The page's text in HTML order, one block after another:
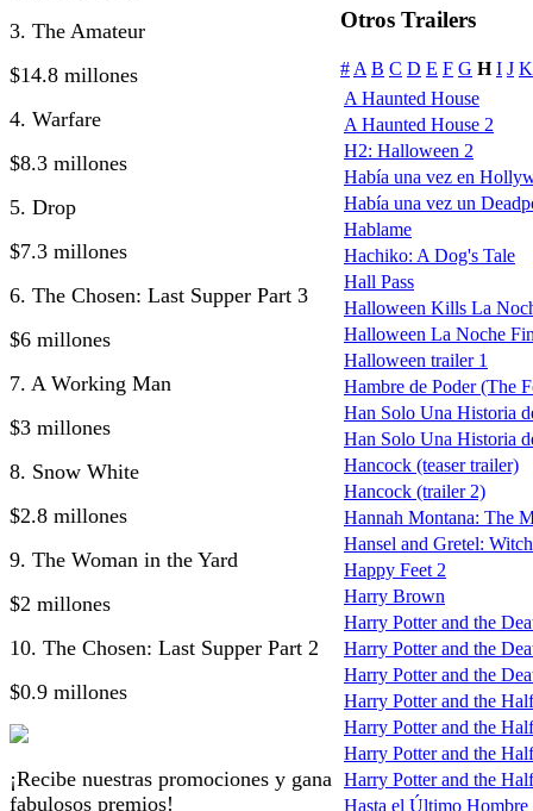
3. The Amateur
$14.8 millones
4. Warfare
$8.3 millones
5. Drop
$7.3 millones
6. The Chosen: Last Supper Part 3
$6 millones
7. A Working Man
$3 millones
8. Snow White
$2.8 millones
9. The Woman in the Yard
$2 millones
10. The Chosen: Last Supper Part 2
$0.9 millones
¡Recibe nuestras promociones y gana
fabulosos premios!
Otros Trailers
# A B C D E F G H I J K
A Haunted House
A Haunted House 2
H2: Halloween 2
Había una vez en
Había una vez un
Hablame
Hachiko: A Dog's Tale
Hall Pass
Halloween Kills La
Halloween La Noche
Halloween trailer 1
Hambre de Poder (The
Han Solo Una Historia
Han Solo Una Historia
Hancock (teaser trailer)
Hancock (trailer 2)
Hannah Montana: The
Hansel and Gretel:
Happy Feet 2
Harry Brown
Harry Potter and the
Harry Potter and the
Harry Potter and the
Harry Potter and the
Harry Potter and the
Harry Potter and the
Harry Potter and the
Hasta el Último